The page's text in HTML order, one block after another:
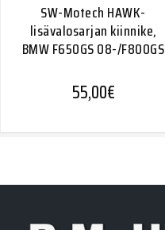
SW-Motech HAWK-
lisävalosarjan kiinnike,
BMW F650GS 08-/F800GS
55,00€